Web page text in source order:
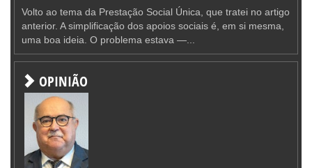
Volto ao tema da Prestação Social Única, que tratei no artigo
anterior. A simplificação dos apoios sociais é, em si mesma,
uma boa ideia. O problema estava —...
OPINIÃO